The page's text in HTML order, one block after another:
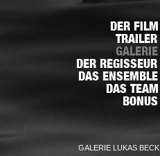
GALERIE LUKAS BECK